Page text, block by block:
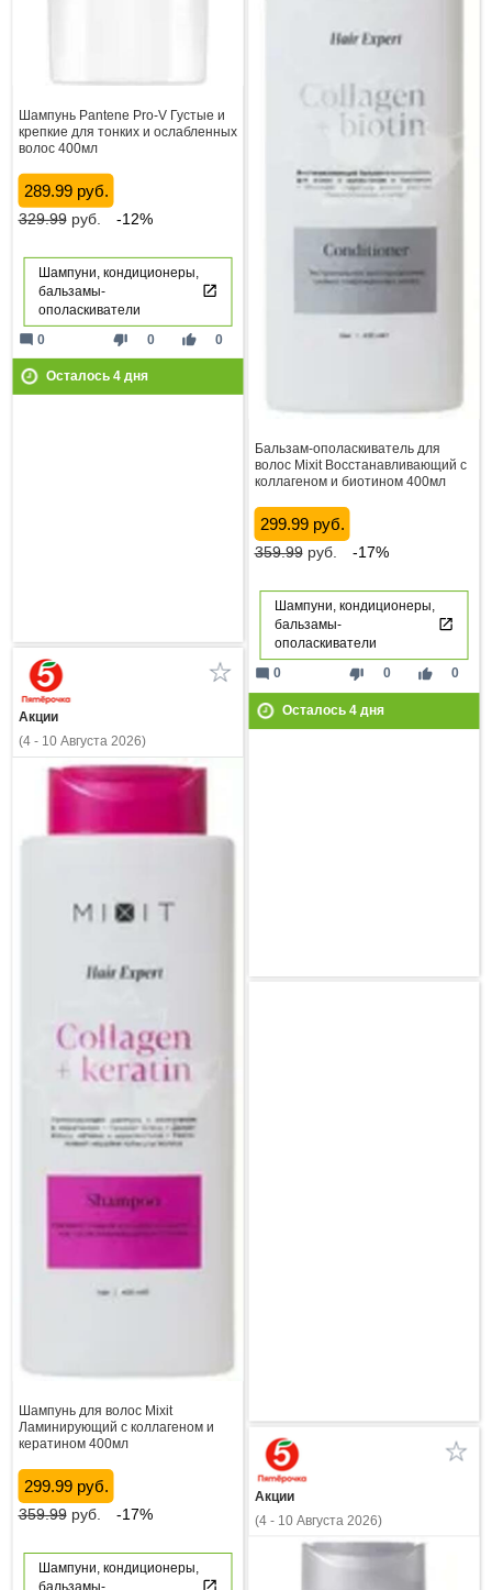
Шампунь Pantene Pro-V Густые и
крепкие для тонких и ослабленных
волос 400мл
289.99 руб.
329.99руб. -12%
Шампуни, кондиционеры,
бальзамы-
ополаскиватели
thumb_down 0 thumb_up 0
mode_comment 0
Осталось 4дня
Бальзам-ополаскиватель для
волос Mixit Восстанавливающий с
коллагеном и биотином 400мл
299.99 руб.
359.99руб. -17%
Шампуни, кондиционеры,
бальзамы-
ополаскиватели
thumb_down 0 thumb_up 0
mode_comment 0
Осталось 4дня
Акции
(4 - 10 Августа 2026)
Шампунь для волос Mixit
Ламинирующий с коллагеном и
кератином 400мл
299.99 руб.
359.99руб. -17%
Шампуни, кондиционеры,
бальзамы-
Акции
(4 - 10 Августа 2026)